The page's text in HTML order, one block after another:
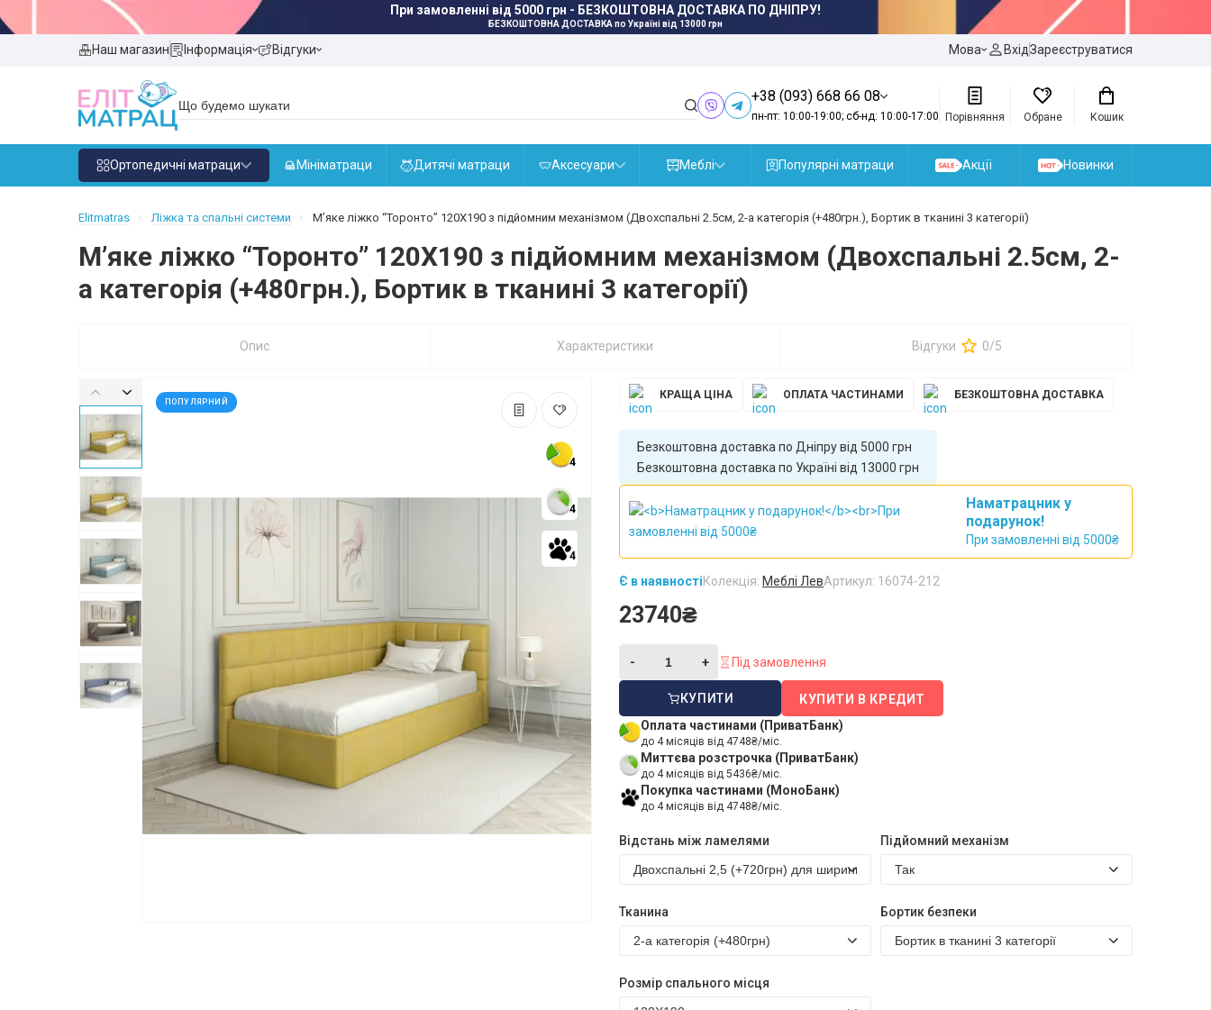
При замовленні від 5000 грн - БЕЗКОШТОВНА ДОСТАВКА ПО ДНІПРУ!
БЕЗКОШТОВНА ДОСТАВКАпо Україні від 13000 грн
Наш магазин Інформація Відгуки Мова ВхідЗареєструватися
+38 (093) 668 66 08
пн-пт: 10:00-19:00; сб-нд: 10:00-17:00 Порівняння Обране Кошик
Ортопедичні матраци Мініматраци Дитячі матраци Аксесуари Меблі Популярні матраци Акції Новинки
Elitmatras Ліжка та спальні системи М’яке ліжко “Торонто” 120X190 з підйомним механізмом (Двохспальні 2.5см, 2-а категорія (+480грн.), Бортик в тканині 3 категорії)
М’яке ліжко “Торонто” 120X190 з підйомним механізмом (Двохспальні 2.5см, 2-
а категорія (+480грн.), Бортик в тканині 3 категорії)
Опис Характеристики Відгуки 0/5
4
4
4
ПОПУЛЯРНИЙ
КРАЩА ЦІНА ОПЛАТА ЧАСТИНАМИ БЕЗКОШТОВНА ДОСТАВКА
Безкоштовна доставка по Дніпру від 5000 грн
Безкоштовна доставка по Україні від 13000 грн
Наматрацник у
подарунок!
При замовленні від 5000₴
Є в наявностіКолекція: Меблі ЛевАртикул: 16074-212
23740₴
Під замовлення
КУПИТИ
Оплата частинами (ПриватБанк)
до 4 місяців від 4748₴/міс.
Миттєва розстрочка (ПриватБанк)
до 4 місяців від 5436₴/міс.
Покупка частинами (МоноБанк)
до 4 місяців від 4748₴/міс.
КУПИТИ В КРЕДИТ
Відстань між ламелями Підйомний механізм
Тканина Бортик безпеки
Розмір спального місця